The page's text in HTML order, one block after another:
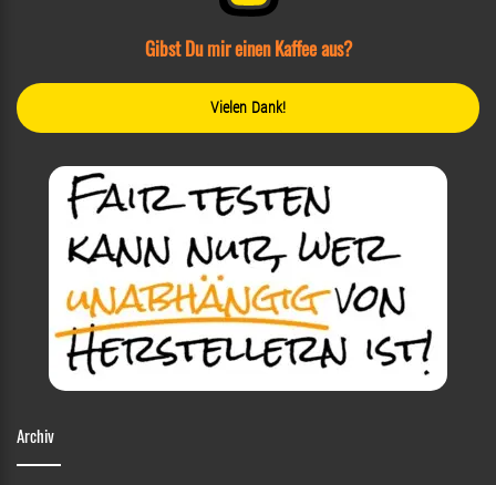
Gibst Du mir einen Kaffee aus?
Vielen Dank!
Archiv